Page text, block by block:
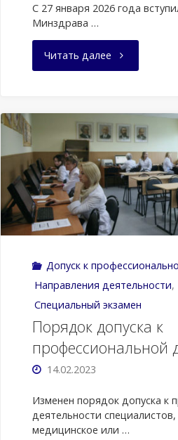
С 27 января 2026 года
Минздрава …
Читать далее"С
января
2026
года
вступил
в
силу
Минздрава
России
26.01.2026
Допуск к
Направления деятельности,
Специальный экзамен
Порядок допуска к
профессиональной
14.02.2023
Изменен порядок допуска к
деятельности
медицинское или …